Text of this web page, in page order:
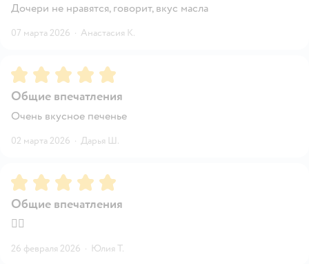
Дочери не нравятся, говорит, вкус масла
07 марта 2026 · Анастасия К.
Рейтинг:5
Общие впечатления
Очень вкусное печенье
02 марта 2026 · Дарья Ш.
Рейтинг:5
Общие впечатления
👍🏻
26 февраля 2026 · Юлия Т.